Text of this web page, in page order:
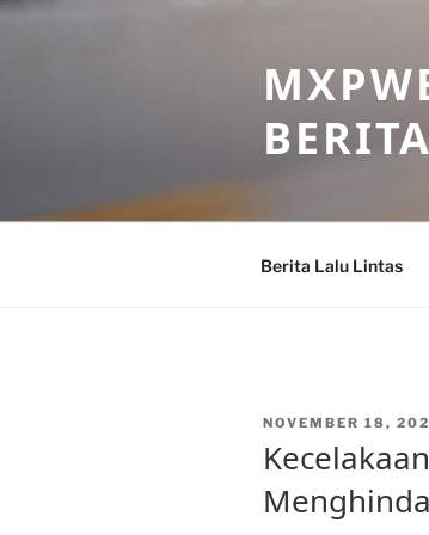
Skip
Berita Lalu Lintas
POSTED
NOVEMBER 18,